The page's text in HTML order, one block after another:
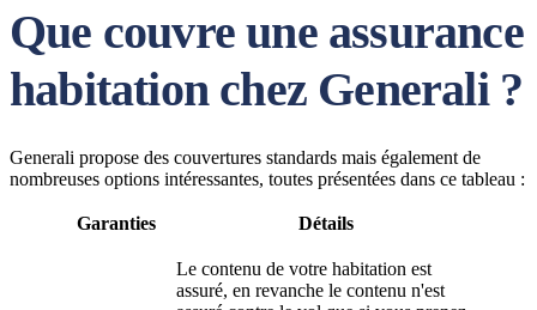
Que couvre une assurance
habitation chez Generali ?
Generali propose des couvertures standards mais également de
nombreuses options intéressantes, toutes présentées dans ce tableau :
Garanties Détails
Le contenu de votre habitation est
assuré, en revanche le contenu n'est